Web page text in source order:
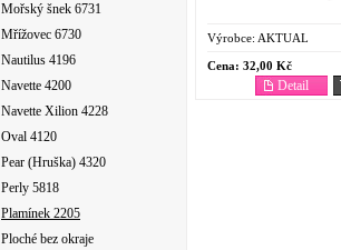
Mořský šnek 6731
Mřížovec 6730
Nautilus 4196
Navette 4200
Navette Xilion 4228
Oval 4120
Pear (Hruška) 4320
Perly 5818
Plamínek 2205
Ploché bez okraje
Výrobce: AKTUAL
Cena: 32,00 Kč
Detail